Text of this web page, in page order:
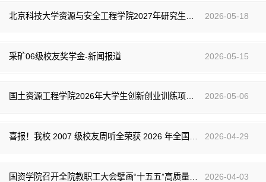
2026-05-18
采矿06级校友奖学金-新闻报道 2026-05-15
国土资源工程学院2026年大学生创新创业训练项目答辩顺利举行 2026-05-06
2026-04-29
国资学院召开全院教职工大会擘画“十五五”高质量发展新蓝图 2026-04-03